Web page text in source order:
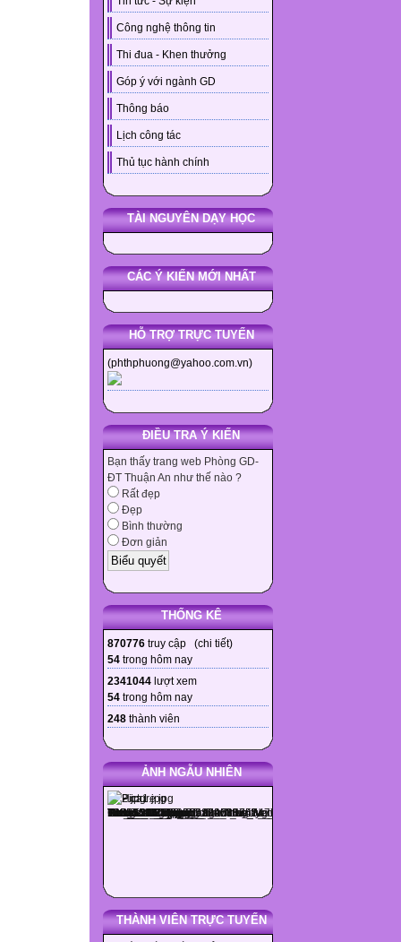
Công nghệ thông tin
Thi đua - Khen thưởng
Góp ý với ngành GD
Thông báo
Lịch công tác
Thủ tục hành chính
TÀI NGUYÊN DẠY HỌC
CÁC Ý KIẾN MỚI NHẤT
HỖ TRỢ TRỰC TUYẾN
(phthphuong@yahoo.com.vn)
ĐIỀU TRA Ý KIẾN
Bạn thấy trang web Phòng GD-
ĐT Thuận An như thế nào ?
Rất đẹp
Đẹp
Bình thường
Đơn giản
THỐNG KÊ
870776 truy cập (chi tiết)
54 trong hôm nay
2341044 lượt xem
54 trong hôm nay
248 thành viên
ẢNH NGẪU NHIÊN
THÀNH VIÊN TRỰC TUYẾN